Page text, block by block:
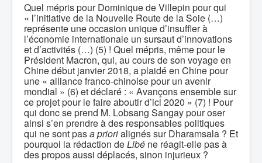
Quel mépris pour Dominique de Villepin pour qui
« l’initiative de la Nouvelle Route de la Soie (…)
représente une occasion unique d’insuffler à
l’économie internationale un sursaut d’innovations
et d’activités (…) (5) ! Quel mépris, même pour le
Président Macron, qui, au cours de son voyage en
Chine début janvier 2018, a plaidé en Chine pour
une « alliance franco-chinoise pour un avenir
mondial » (6) et déclaré : « Avançons ensemble sur
ce projet pour le faire aboutir d’ici 2020 » (7) ! Pour
qui donc se prend M. Lobsang Sangay pour oser
ainsi s’en prendre à des responsables politiques
qui ne sont pasa priorialignés sur Dharamsala ? Et
pourquoi la rédaction deLibé ne réagit-elle pas à
des propos aussi déplacés, sinon injurieux ?